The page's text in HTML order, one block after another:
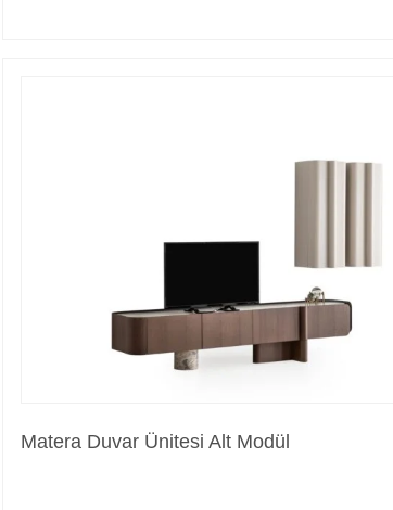
Matera Duvar Ünitesi Alt Modül